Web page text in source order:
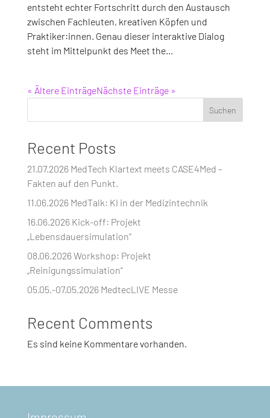
entsteht echter Fortschritt durch den Austausch
zwischen Fachleuten, kreativen Köpfen und
Praktiker:innen. Genau dieser interaktive Dialog
steht im Mittelpunkt des Meet the...
« Ältere EinträgeNächste Einträge »
Suchen
Recent Posts
21.07.2026 MedTech Klartext meets CASE4Med –
Fakten auf den Punkt.
11.06.2026 MedTalk: KI in der Medizintechnik
16.06.2026 Kick-off: Projekt
„Lebensdauersimulation“
08.06.2026 Workshop: Projekt
„Reinigungssimulation“
05.05.-07.05.2026 MedtecLIVE Messe
Recent Comments
Es sind keine Kommentare vorhanden.